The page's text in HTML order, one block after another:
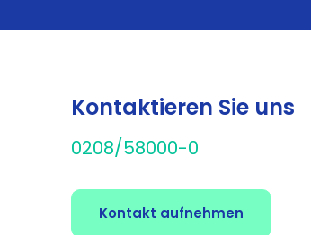
Kontaktieren Sie uns
0208/58000-0
Kontakt aufnehmen